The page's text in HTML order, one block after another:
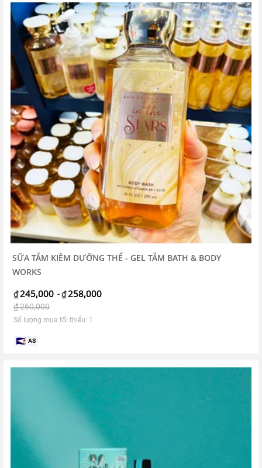
SỮA TẮM KIÊM DƯỠNG THỂ - GEL TẮM BATH & BODY
WORKS
₫245,000 -₫258,000
₫260,000
Số lượng mua tối thiểu: 1
AS